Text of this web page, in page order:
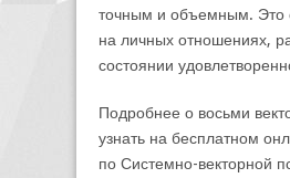
точным и объемным. Это
на личных отношениях,
состоянии
Подробнее о восьми
узнать на бесплатном
по Системно-векторной